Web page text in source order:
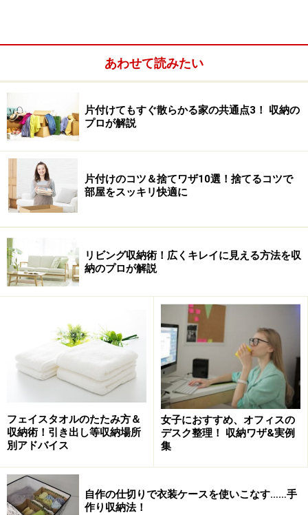
吹き溜まり！ 塚
押入パツパツ！ 満タン収納
床が見えない！部屋の片付け方
足の踏み場もないという状態や、床は見えているけれど
アチコチにモノが散らばっている部屋の場合には、捨て
ることに集中する「捨てる片付け」になります。
あわせて読みたい
片付けてもすぐ散らかる家の共通点3！ 収納の
プロが解説
片付けのコツ＆捨てワザ10選！捨てるコツで
部屋をスッキリ快適に
リビング収納術！広くキレイに見える方法を収
納のプロが解説
フェイスタオルのたたみ方＆
収納術！引き出し等収納場所
別アドバイス
女子におすすめ、オフィスの
デスク整理！ 収納ワザ&実例
集
自作の仕切りで衣装ケースを使いこなす……手
作り収納法！